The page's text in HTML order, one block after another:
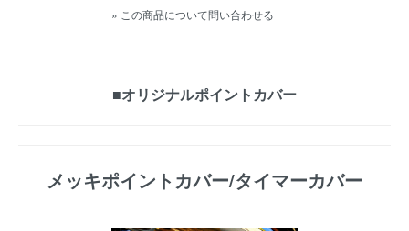
» この商品について問い合わせる
■オリジナルポイントカバー
メッキポイントカバー/タイマーカバー